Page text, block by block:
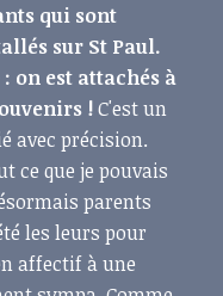
qui sont
sur St Paul.
on est attachés à
!C'est un
avec précision.
ce que je pouvais
parents
les leurs pour
affectif à une